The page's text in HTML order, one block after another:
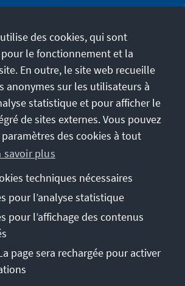
de la KAS
Impressum
des données
d'utilisation
d'accessibilité
obstacle
Conditions générales
Adenauer-Stiftung e.V. 2026
des cookies, qui sont
pour le fonctionnement et la
En outre, le site web recueille
anonymes sur les utilisateurs à
statistique et pour afficher le
de sites externes. Vous pouvez
des cookies à tout
savoir plus
techniques nécessaires
pour l’analyse statistique
pour l’affichage des contenus
page sera rechargée pour activer